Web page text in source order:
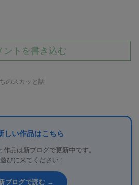
ントを書き込む
のスカッと話
しい作品はこちら
作品は新ブログで更新中です。
びに来てください！
ブログで読む →